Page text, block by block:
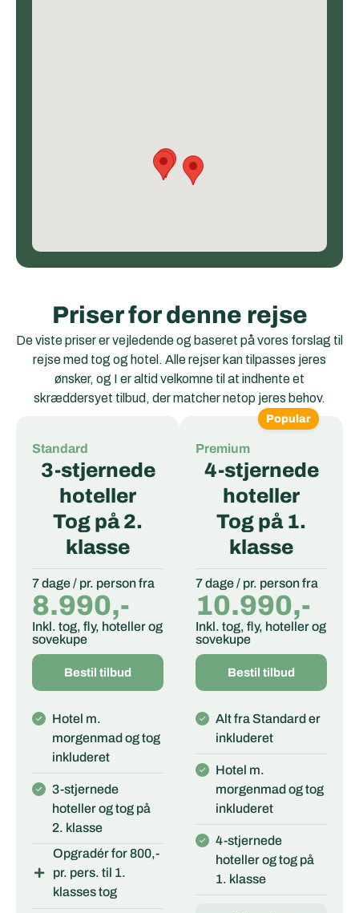
Priser for denne rejse
De viste priser er vejledende og baseret på vores forslag til
rejse med tog og hotel. Alle rejser kan tilpasses jeres
ønsker, og I er altid velkomne til at indhente et
skræddersyet tilbud, der matcher netop jeres behov.
Standard
3-stjernede
hoteller
Tog på 2.
klasse
7 dage / pr. person fra
8.990,-
Inkl. tog, fly, hoteller og
sovekupe
Bestil tilbud
Hotel m.
morgenmad og tog
inkluderet
3-stjernede
hoteller og tog på
2. klasse
Opgradér for 800,-
pr. pers. til 1.
klasses tog
Premium
4-stjernede
hoteller
Tog på 1.
klasse
7 dage / pr. person fra
10.990,-
Inkl. tog, fly, hoteller og
sovekupe
Bestil tilbud
Alt fra Standard er
inkluderet
Hotel m.
morgenmad og tog
inkluderet
4-stjernede
hoteller og tog på
1. klasse
Popular